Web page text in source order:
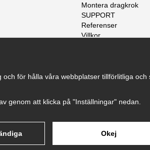
Montera dragkrok
SUPPORT
Referenser
Villkor
för hålla våra webbplatser tillförlitliga
genom att klicka på "Inställningar" nedan.
Okej